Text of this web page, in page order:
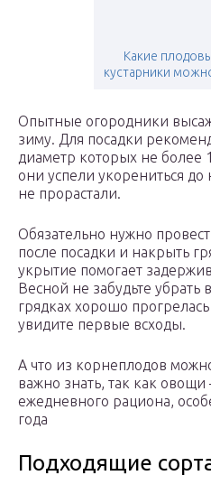
Какие
кустарники
Опытные огородники
зиму. Для посадки
диаметр которых не более
они успели укорениться до
не прорастали.
Обязательно нужно
после посадки и накрыть
укрытие помогает
Весной не забудьте убрать
грядках хорошо
увидите первые всходы.
А что из корнеплодов
важно знать, так как
ежедневного рациона,
года
Подходящие